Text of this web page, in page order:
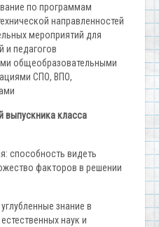
по программам
направленностей
мероприятий для
и педагогов
общеобразовательными
СПО, ВПО,
выпускника класса
способность видеть
факторов в решении
знание в
наук и